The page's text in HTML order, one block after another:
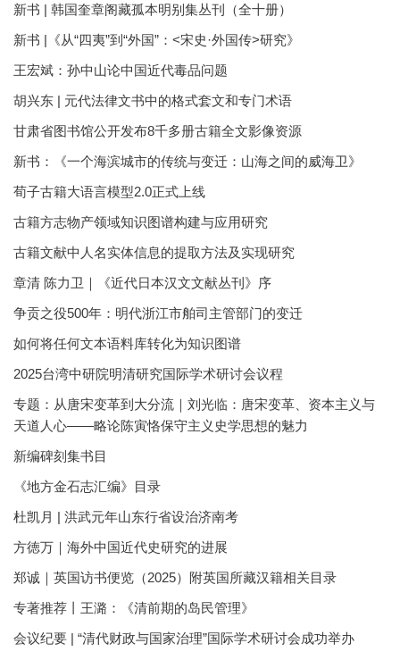
新书 | 韩国奎章阁藏孤本明别集丛刊（全十册）
新书 |《从“四夷”到“外国”：<宋史·外国传>研究》
王宏斌：孙中山论中国近代毒品问题
胡兴东 | 元代法律文书中的格式套文和专门术语
甘肃省图书馆公开发布8千多册古籍全文影像资源
新书：《一个海滨城市的传统与变迁：山海之间的威海卫》
荀子古籍大语言模型2.0正式上线
古籍方志物产领域知识图谱构建与应用研究
古籍文献中人名实体信息的提取方法及实现研究
章清 陈力卫｜《近代日本汉文文献丛刊》序
争贡之役500年：明代浙江市舶司主管部门的变迁
如何将任何文本语料库转化为知识图谱
2025台湾中研院明清研究国际学术研讨会议程
专题：从唐宋变革到大分流｜刘光临：唐宋变革、资本主义与
天道人心——略论陈寅恪保守主义史学思想的魅力
新编碑刻集书目
《地方金石志汇编》目录
杜凯月 | 洪武元年山东行省设治济南考
方徳万｜海外中国近代史研究的进展
郑诚｜英国访书便览（2025）附英国所藏汉籍相关目录
专著推荐丨王潞：《清前期的岛民管理》
会议纪要 | “清代财政与国家治理”国际学术研讨会成功举办